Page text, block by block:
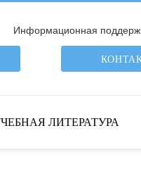
Информационная
ЛИТЕРАТУРА